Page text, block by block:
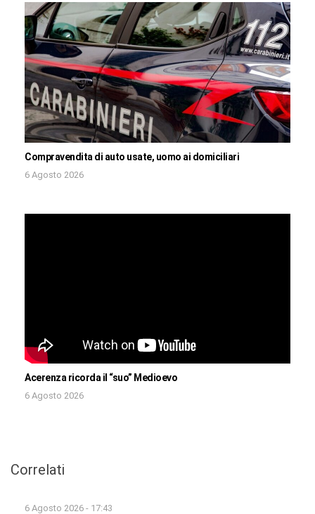
Compravendita di auto usate, uomo ai domiciliari
6 Agosto 2026
Acerenza ricorda il “suo” Medioevo
6 Agosto 2026
Correlati
6 Agosto 2026 - 17:43